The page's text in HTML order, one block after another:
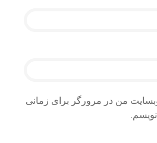
وبسایت من در مرورگر برای زمانی